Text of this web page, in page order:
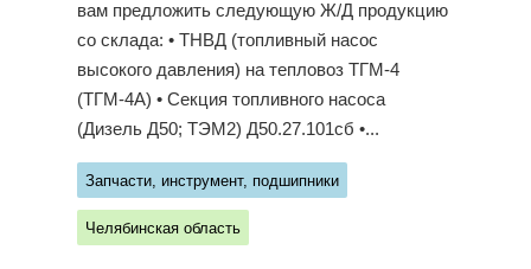
вам предложить следующую Ж/Д продукцию
со склада: • ТНВД (топливный насос
высокого давления) на тепловоз ТГМ-4
(ТГМ-4А) • Секция топливного насоса
(Дизель Д50; ТЭМ2) Д50.27.101сб •...
Запчасти, инструмент, подшипники
Челябинская область